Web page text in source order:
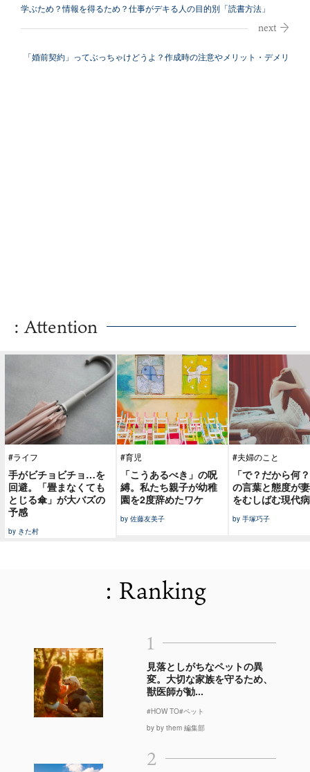
学ぶため？情報を得るため？仕事がデキる人の目的別「読書方法」
「婚前契約」ってぶっちゃけどうよ？作成時の注意やメリット・デメリ
: Attention
#ライフ
手がビチョビチョ…を
回避。「畳まなくても
とじる傘」が大バズの
予感
by きた村
#育児
「こうあるべき」の呪
縛。私たち親子が幼稚
園を2度辞めたワケ
by 佐藤友美子
#夫婦のこと
「で？だから何
の言葉と態度が
をむしばむ現代病
by 手塚巧子
: Ranking
1
見落としがちなペットの異
変。大切な家族を守るため、
獣医師が勧...
#HOW TO#ペット
by by them 編集部
2